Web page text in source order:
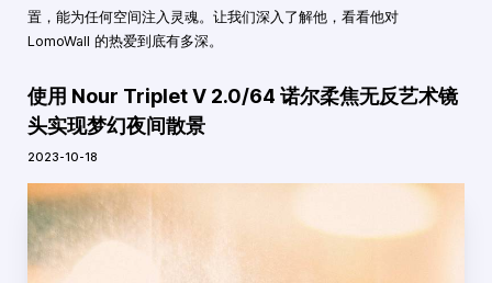
置，能为任何空间注入灵魂。让我们深入了解他，看看他对
LomoWall 的热爱到底有多深。
使用 Nour Triplet V 2.0/64 诺尔柔焦无反艺术镜
头实现梦幻夜间散景
2023-10-18